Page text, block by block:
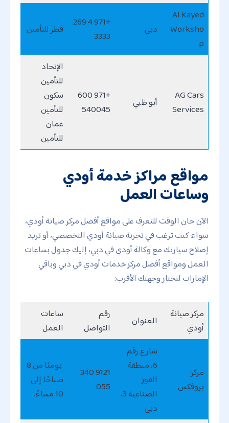
Al Kayed
Worksho
p
دبي
+971 4 269
3333
قطر للتأمين
AG Cars
Services
أبو ظبي
+971 600
540045
الإتحاد
للتأمين
سكون
للتأمين
عمان
للتأمين
مواقع مراكز خدمة أودي
وساعات العمل
الآن حان الوقت للتعرف على مواقع أفضل مركز صيانة أودي،
سواء كنت ترغب في تجربة صيانة أودي التخصصي، أو تريد
إصلاح سيارتك مع وكالة أودي في دبي، إليك جدول بساعات
العمل ومواقع أفضل مركز خدمات أودي في دبي وباقي
الإمارات لتختار وجهتك الأقرب:
مركز صيانة
أودي
العنوان
رقم
التواصل
ساعات
العمل
مركز
بروفكس
شارع رقم
6، منطقة
القوز
الصناعية 3،
دبي
9121 340
055
يوميًا من 8
صباحًا إلى
10 مساءً.